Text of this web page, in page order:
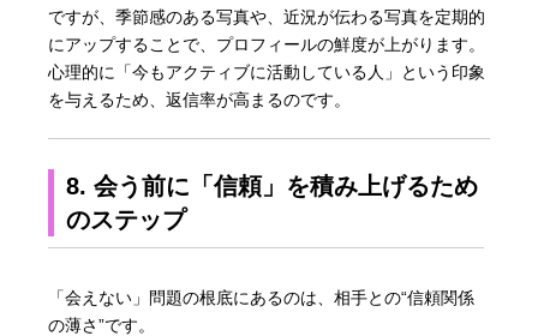
ですが、季節感のある写真や、近況が伝わる写真を定期的
にアップすることで、プロフィールの鮮度が上がります。
心理的に「今もアクティブに活動している人」という印象
を与えるため、返信率が高まるのです。
8. 会う前に「信頼」を積み上げるため
のステップ
「会えない」問題の根底にあるのは、相手との“信頼関係
の薄さ”です。